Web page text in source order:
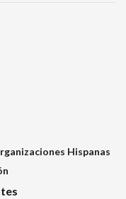
Hispanas